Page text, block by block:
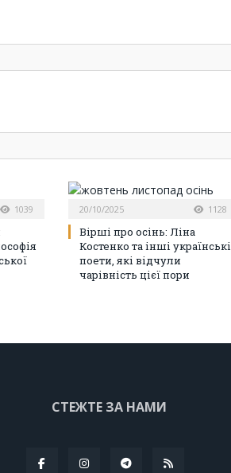
1039 20/10/2025 1128
Вірші про осінь: Ліна
Костенко та інші українські
поети, які відчули
чарівність цієї пори
СТЕЖТЕ ЗА НАМИ